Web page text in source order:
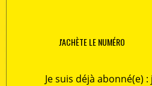
J'ACHÈTE LE NUMÉRO
Je suis déjà abonné(e) :